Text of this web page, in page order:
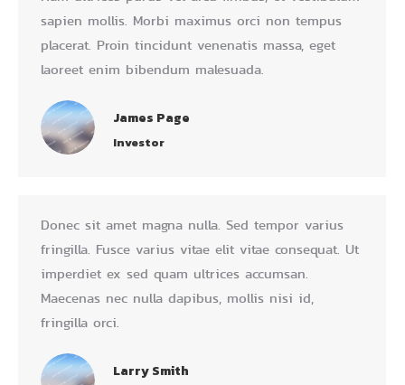
sapien mollis. Morbi maximus orci non tempus
placerat. Proin tincidunt venenatis massa, eget
laoreet enim bibendum malesuada.
James Page
Investor
Donec sit amet magna nulla. Sed tempor varius
fringilla. Fusce varius vitae elit vitae consequat. Ut
imperdiet ex sed quam ultrices accumsan.
Maecenas nec nulla dapibus, mollis nisi id,
fringilla orci.
Larry Smith